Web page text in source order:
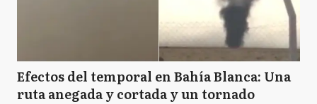
Efectos del temporal en Bahía Blanca: Una
ruta anegada y cortada y un tornado